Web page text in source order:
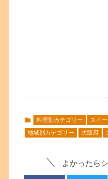
料理別カテゴリー スイ
地域別カテゴリー
大阪府
よかったら